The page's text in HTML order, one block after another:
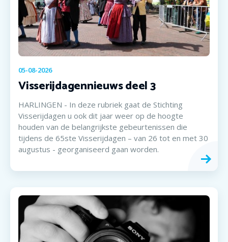
05-08-2026
Visserijdagennieuws deel 3
HARLINGEN - In deze rubriek gaat de Stichting
Visserijdagen u ook dit jaar weer op de hoogte
houden van de belangrijkste gebeurtenissen die
tijdens de 65ste Visserijdagen – van 26 tot en met 30
augustus - georganiseerd gaan worden.